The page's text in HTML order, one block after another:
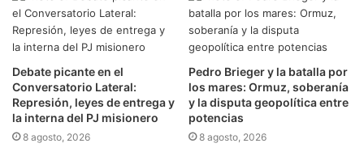
Debate picante en el
Conversatorio Lateral:
Represión, leyes de entrega y
la interna del PJ misionero
8 agosto, 2026
Pedro Brieger y la batalla por
los mares: Ormuz, soberanía
y la disputa geopolítica entre
potencias
8 agosto, 2026